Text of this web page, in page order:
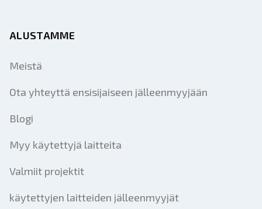
ALUSTAMME
Meistä
Ota yhteyttä ensisijaiseen jälleenmyyjään
Blogi
Myy käytettyjä laitteita
Valmiit projektit
käytettyjen laitteiden jälleenmyyjät